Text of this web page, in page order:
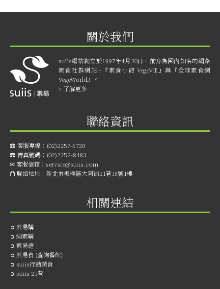
關於我們
suiis網站創立於1997年4月30日，前身為國內知名的網路
素食社群網站--『素食小館 VegeVill』與『全球素食網
VegeWorld』。
> 了解更多
聯絡資訊
☎︎ 客服專線： (02)2257-6720
☎︎ 傳真號碼： (02)2252-8483
✉ 客服信箱： service@suiis.com
⛫ 聯絡地址： 新北市板橋區大同街21巷18號1樓
相關連結
➲ 素易購
➲ 純素購
➲ 素易遊
➲ 素易食 (查詢餐館)
➲ suiis行動蔬食
➲ suiis 21巷